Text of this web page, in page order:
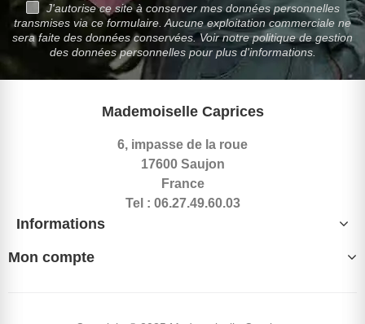
J'autorise ce site à conserver mes données personnelles
transmises via ce formulaire. Aucune exploitation commerciale ne
sera faite des données conservées. Voir notre politique de gestion
des données personnelles pour plus d'informations.
Mademoiselle Caprices
6, impasse de la roue
17600 Saujon
France
Tel : 06.27.49.60.03
Informations
Mon compte